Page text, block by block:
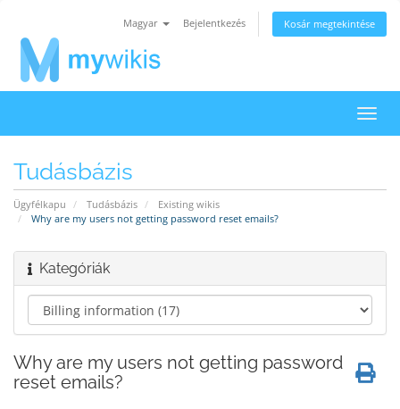
Magyar Bejelentkezés Kosár megtekintése
a
Tudásbázis
Ügyfélkapu Tudásbázis
Existing wikis
Why are my users not getting password reset emails?
Kategóriák
Why are my users not getting password
reset emails?